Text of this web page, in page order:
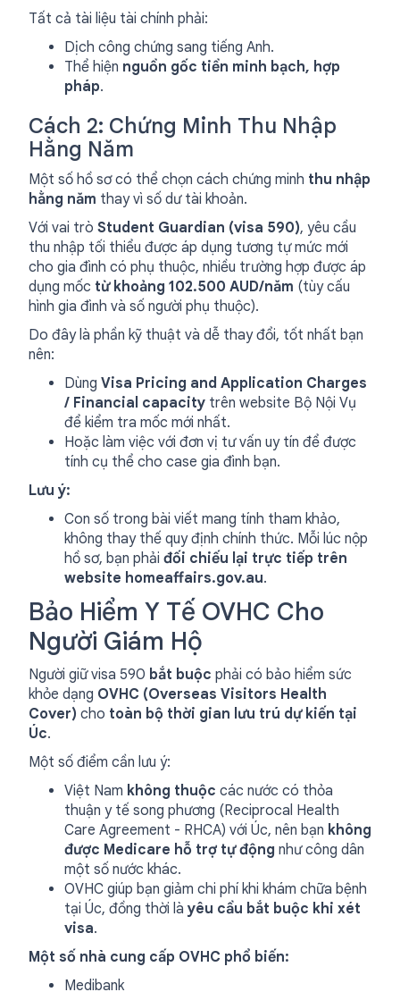
Tất cả tài liệu tài chính phải:
Dịch công chứng sang tiếng Anh.
Thể hiện nguồn gốc tiền minh bạch, hợp
pháp.
Cách 2: Chứng Minh Thu Nhập
Hằng Năm
Một số hồ sơ có thể chọn cách chứng minh thu nhập
hằng năm thay vì số dư tài khoản.
Với vai trò Student Guardian (visa 590), yêu cầu
thu nhập tối thiểu được áp dụng tương tự mức mới
cho gia đình có phụ thuộc, nhiều trường hợp được áp
dụng mốc từ khoảng 102.500 AUD/năm (tùy cấu
hình gia đình và số người phụ thuộc).
Do đây là phần kỹ thuật và dễ thay đổi, tốt nhất bạn
nên:
Dùng Visa Pricing and Application Charges
/ Financial capacity trên website Bộ Nội Vụ
để kiểm tra mốc mới nhất.
Hoặc làm việc với đơn vị tư vấn uy tín để được
tính cụ thể cho case gia đình bạn.
Lưu ý:
Con số trong bài viết mang tính tham khảo,
không thay thế quy định chính thức. Mỗi lúc nộp
hồ sơ, bạn phải đối chiếu lại trực tiếp trên
website homeaffairs.gov.au.
Bảo Hiểm Y Tế OVHC Cho
Người Giám Hộ
Người giữ visa 590 bắt buộc phải có bảo hiểm sức
khỏe dạng OVHC (Overseas Visitors Health
Cover) cho toàn bộ thời gian lưu trú dự kiến tại
Úc.
Một số điểm cần lưu ý:
Việt Nam không thuộc các nước có thỏa
thuận y tế song phương (Reciprocal Health
Care Agreement - RHCA) với Úc, nên bạn không
được Medicare hỗ trợ tự động như công dân
một số nước khác.
OVHC giúp bạn giảm chi phí khi khám chữa bệnh
tại Úc, đồng thời là yêu cầu bắt buộc khi xét
visa.
Một số nhà cung cấp OVHC phổ biến:
Medibank